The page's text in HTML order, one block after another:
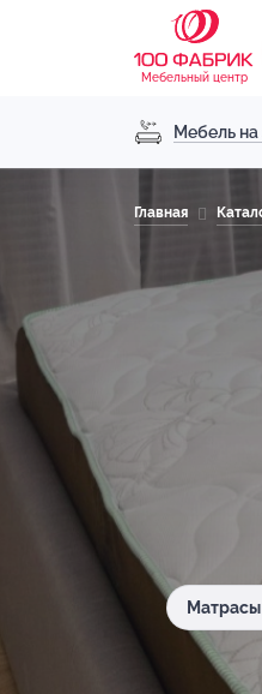
Мебельный центр
Мебель на
Главная